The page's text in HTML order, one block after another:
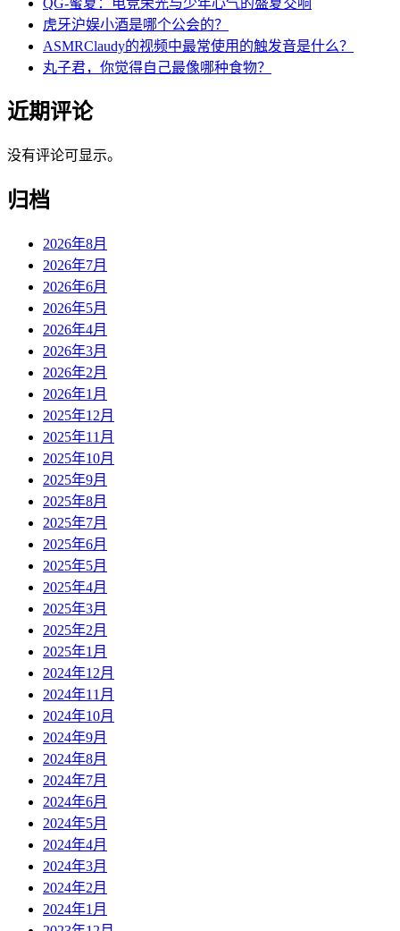
虎牙沪娱小酒是哪个公会的？
ASMRClaudy的视频中最常使用的触发音是什么？
丸子君，你觉得自己最像哪种食物？
近期评论
没有评论可显示。
归档
2026年8月
2026年7月
2026年6月
2026年5月
2026年4月
2026年3月
2026年2月
2026年1月
2025年12月
2025年11月
2025年10月
2025年9月
2025年8月
2025年7月
2025年6月
2025年5月
2025年4月
2025年3月
2025年2月
2025年1月
2024年12月
2024年11月
2024年10月
2024年9月
2024年8月
2024年7月
2024年6月
2024年5月
2024年4月
2024年3月
2024年2月
2024年1月